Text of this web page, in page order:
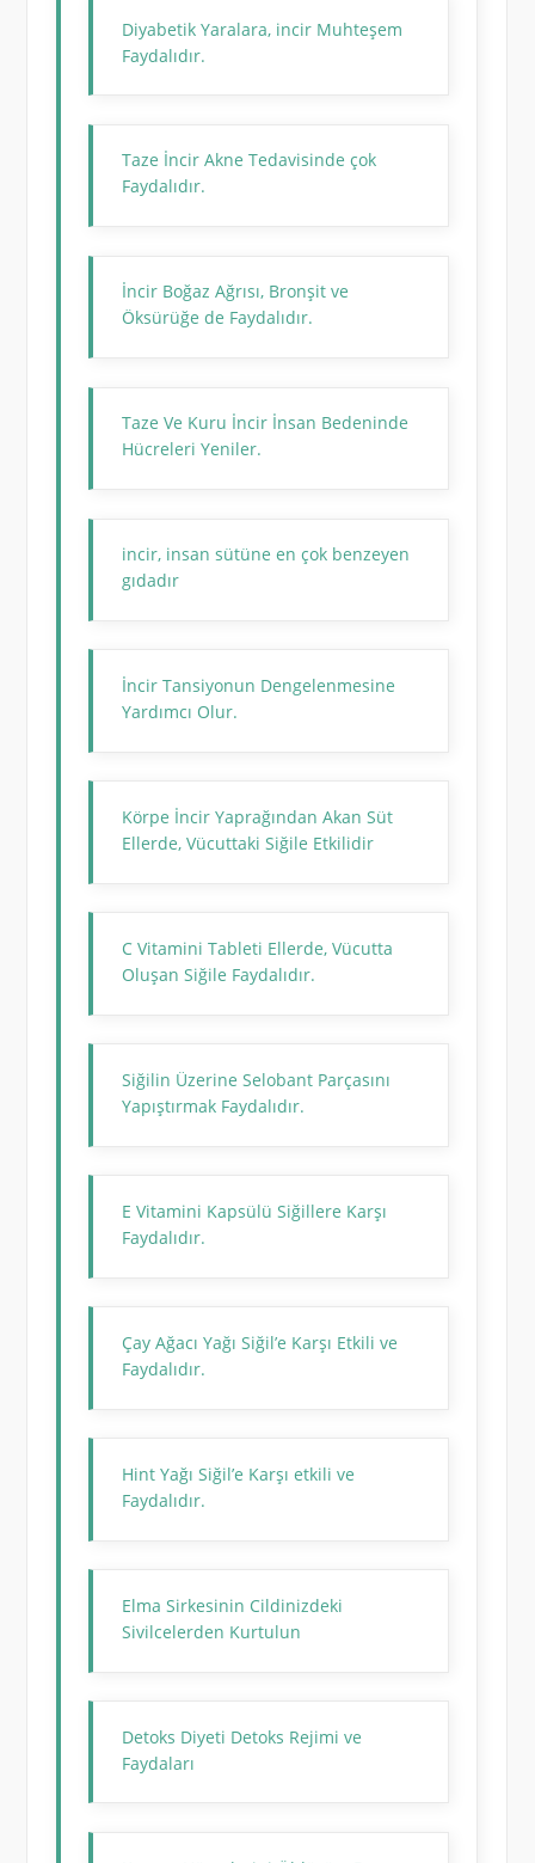
Diyabetik Yaralara, incir Muhteşem
Faydalıdır.
Taze İncir Akne Tedavisinde çok
Faydalıdır.
İncir Boğaz Ağrısı, Bronşit ve
Öksürüğe de Faydalıdır.
Taze Ve Kuru İncir İnsan Bedeninde
Hücreleri Yeniler.
incir, insan sütüne en çok benzeyen
gıdadır
İncir Tansiyonun Dengelenmesine
Yardımcı Olur.
Körpe İncir Yaprağından Akan Süt
Ellerde, Vücuttaki Siğile Etkilidir
C Vitamini Tableti Ellerde, Vücutta
Oluşan Siğile Faydalıdır.
Siğilin Üzerine Selobant Parçasını
Yapıştırmak Faydalıdır.
E Vitamini Kapsülü Siğillere Karşı
Faydalıdır.
Çay Ağacı Yağı Siğil’e Karşı Etkili ve
Faydalıdır.
Hint Yağı Siğil’e Karşı etkili ve
Faydalıdır.
Elma Sirkesinin Cildinizdeki
Sivilcelerden Kurtulun
Detoks Diyeti Detoks Rejimi ve
Faydaları